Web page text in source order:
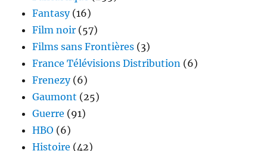
Fantasy(16)
Film noir (57)
Films sans Frontières (3)
France Télévisions Distribution (6)
Frenezy(6)
Gaumont (25)
Guerre (91)
HBO (6)
Histoire (42)